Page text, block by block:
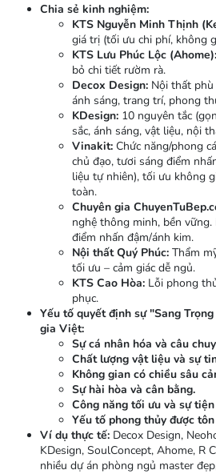
Chia sẻ kinh nghiệm:
KTS Nguyễn Minh Thịnh
giá trị (tối ưu chi phí, không
KTS Lưu Phúc Lộc (Ahome):
bỏ chi tiết rườm rà.
Decox Design: Nội thất
ánh sáng, trang trí, phong
KDesign: 10 nguyên tắc
sắc, ánh sáng, vật liệu, nội
Vinakit: Chức năng/phong
chủ đạo, tươi sáng điểm
liệu tự nhiên), tối ưu không
toàn.
Chuyên gia
nghệ thông minh, bền
điểm nhấn đậm/ánh kim.
Nội thất Quý Phúc: Thẩm
tối ưu – cảm giác dễ ngủ.
KTS Cao Hòa: Lỗi phong
phục.
Yếu tố quyết định sự "Sang
gia Việt:
Sự cá nhân hóa và câu
Chất lượng vật liệu và sự
Không gian có chiều sâu
Sự hài hòa và cân bằng.
Công năng tối ưu và sự
Yếu tố phong thủy được
Ví dụ thực tế: Decox Design,
KDesign, SoulConcept, Ahome, R
nhiều dự án phòng ngủ master